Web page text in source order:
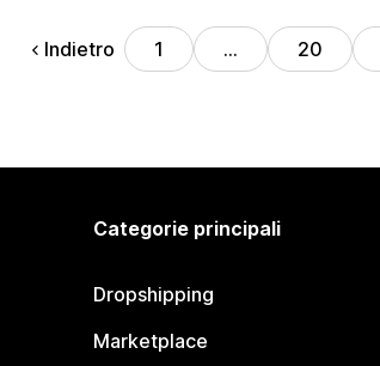
Indietro 1 … 20
Categorie principali
Dropshipping
Marketplace